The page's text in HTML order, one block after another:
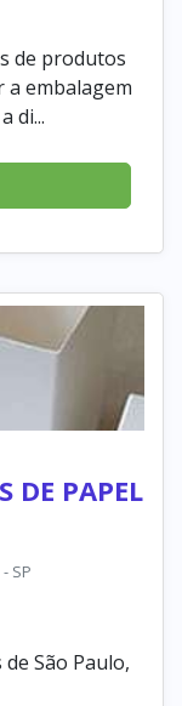
de produtos
a embalagem
di...
DE PAPEL
SP
São Paulo,